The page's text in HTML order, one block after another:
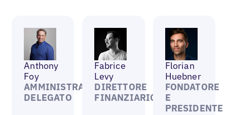
Anthony
Foy
AMMINISTRATORE
DELEGATO
Fabrice
Levy
DIRETTORE
FINANZIARIO
Florian
Huebner
FONDATORE
E
PRESIDENTE